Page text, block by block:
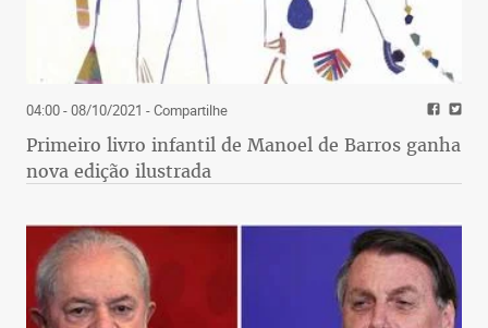
04:00 - 08/10/2021 - Compartilhe
Primeiro livro infantil de Manoel de Barros ganha
nova edição ilustrada